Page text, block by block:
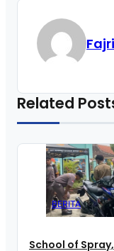
Related
BERITA
School of